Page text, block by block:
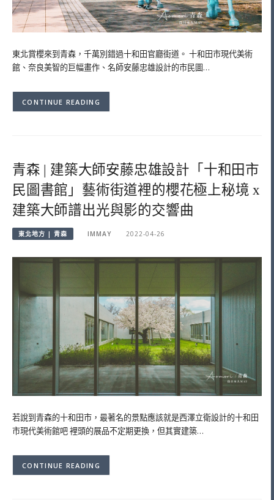
東北賞櫻來到青森，千萬別錯過十和田官廳街道。 十和田市現代美術
館、奈良美智的巨幅畫作、名師安藤忠雄設計的市民圖…
CONTINUE READING
青森 | 建築大師安藤忠雄設計「十和田市
民圖書館」藝術街道裡的櫻花極上秘境 x
建築大師譜出光與影的交響曲
東北地方 | 青森 IMMAY 2022-04-26
若說到青森的十和田市，最著名的景點應該就是西澤立衛設計的十和田
市現代美術館吧 裡頭的展品不定期更換，但其實建築…
CONTINUE READING